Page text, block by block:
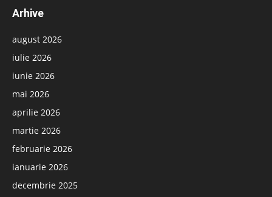
Arhive
august 2026
iulie 2026
iunie 2026
mai 2026
aprilie 2026
martie 2026
februarie 2026
ianuarie 2026
decembrie 2025